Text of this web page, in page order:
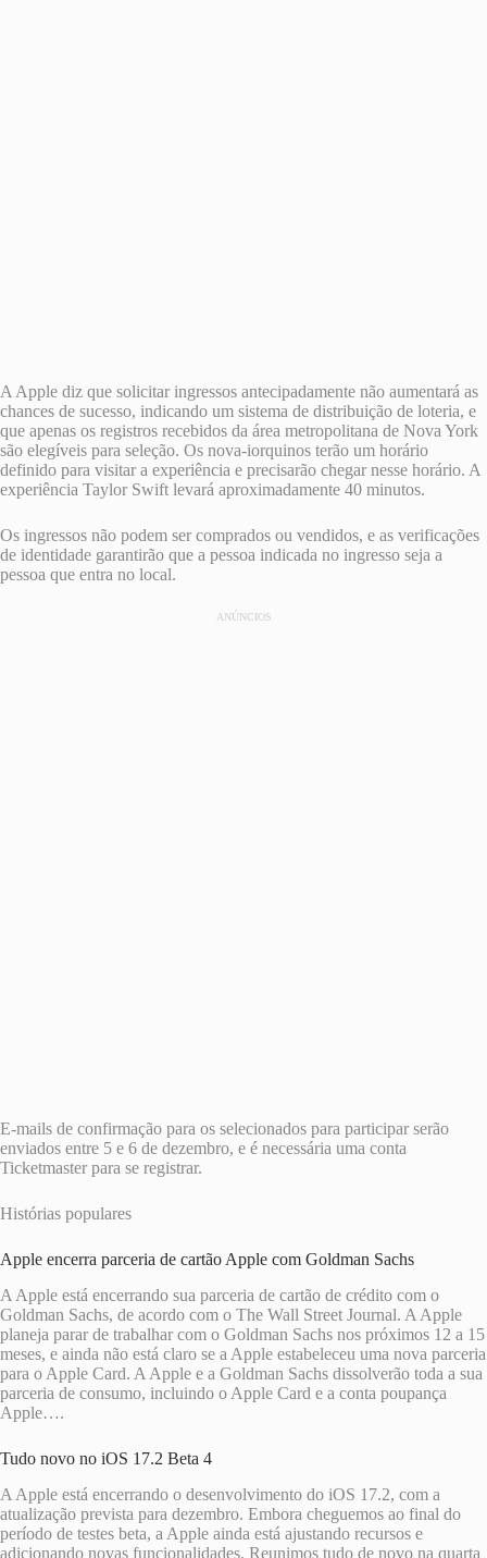
A Apple diz que solicitar ingressos antecipadamente não aumentará as
chances de sucesso, indicando um sistema de distribuição de loteria, e
que apenas os registros recebidos da área metropolitana de Nova York
são elegíveis para seleção. Os nova-iorquinos terão um horário
definido para visitar a experiência e precisarão chegar nesse horário. A
experiência Taylor Swift levará aproximadamente 40 minutos.
Os ingressos não podem ser comprados ou vendidos, e as verificações
de identidade garantirão que a pessoa indicada no ingresso seja a
pessoa que entra no local.
ANÚNCIOS
E-mails de confirmação para os selecionados para participar serão
enviados entre 5 e 6 de dezembro, e é necessária uma conta
Ticketmaster para se registrar.
Histórias populares
Apple encerra parceria de cartão Apple com Goldman Sachs
A Apple está encerrando sua parceria de cartão de crédito com o
Goldman Sachs, de acordo com o The Wall Street Journal. A Apple
planeja parar de trabalhar com o Goldman Sachs nos próximos 12 a 15
meses, e ainda não está claro se a Apple estabeleceu uma nova parceria
para o Apple Card. A Apple e a Goldman Sachs dissolverão toda a sua
parceria de consumo, incluindo o Apple Card e a conta poupança
Apple….
Tudo novo no iOS 17.2 Beta 4
A Apple está encerrando o desenvolvimento do iOS 17.2, com a
atualização prevista para dezembro. Embora cheguemos ao final do
período de testes beta, a Apple ainda está ajustando recursos e
adicionando novas funcionalidades. Reunimos tudo de novo na quarta